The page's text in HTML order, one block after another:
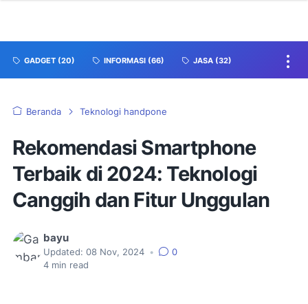
GADGET (20) INFORMASI (66) JASA (32)
Beranda Teknologi handpone
Rekomendasi Smartphone
Terbaik di 2024: Teknologi
Canggih dan Fitur Unggulan
bayu
Updated: 08 Nov, 2024 •
0
4 min read